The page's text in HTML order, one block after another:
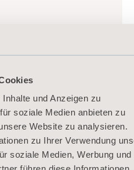
und Anzeigen zu
soziale Medien anbieten zu
Website zu analysieren.
zu Ihrer Verwendung
soziale Medien, Werbung und